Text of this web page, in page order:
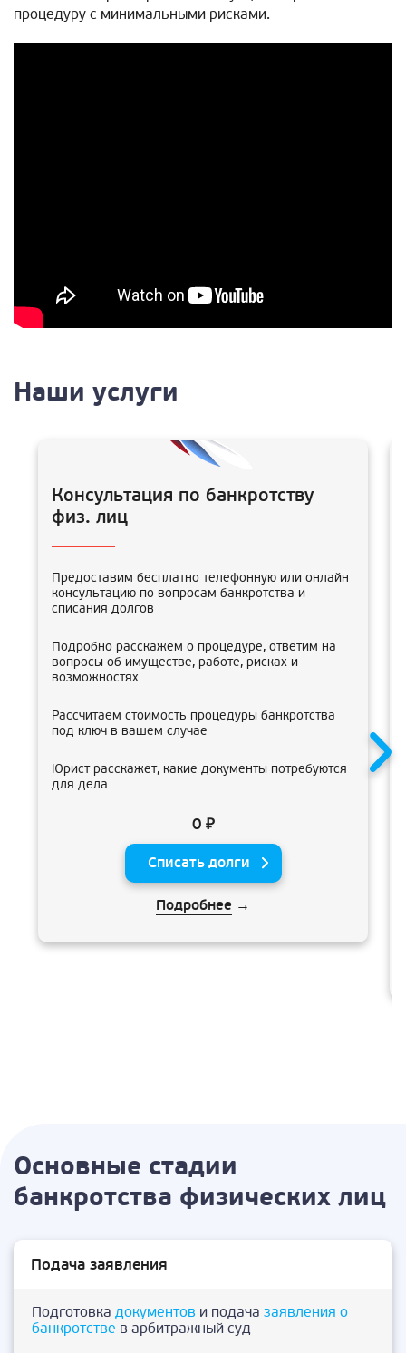
процедуру с минимальными рисками.
Наши услуги
Консультация по банкротству
физ. лиц
Предоставим бесплатно телефонную или онлайн
консультацию по вопросам банкротства и
списания долгов
Подробно расскажем о процедуре, ответим на
вопросы об имуществе, работе, рисках и
возможностях
Рассчитаем стоимость процедуры банкротства
под ключ в вашем случае
Юрист расскажет, какие документы потребуются
для дела
0 ₽
Списать долги
Подробнее →
Основные стадии
банкротства физических лиц
Подача заявления
Подготовка документов и подача заявления о
банкротстве в арбитражный суд